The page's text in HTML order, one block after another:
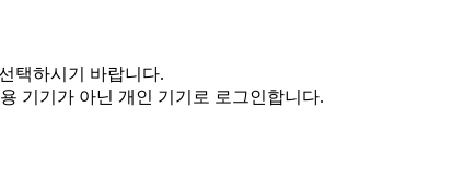
택하시기 바랍니다.
기기가 아닌 개인 기기로 로그인합니다.